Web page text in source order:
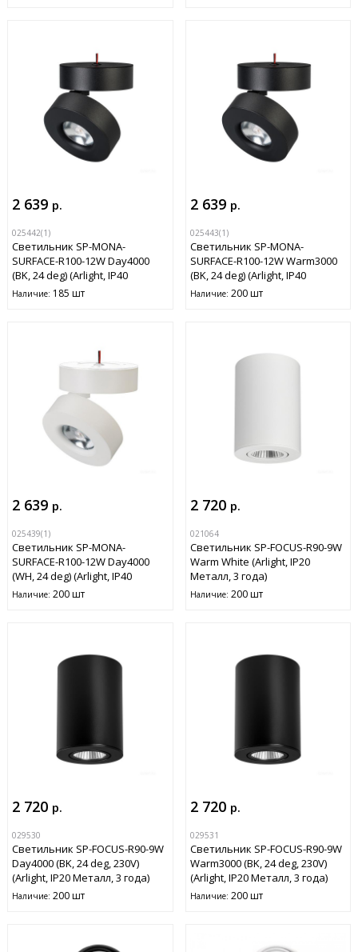
2 639 р.
025442(1)
Светильник SP-MONA-
SURFACE-R100-12W Day4000
(BK, 24 deg) (Arlight, IP40
Металл, 3 года)
Наличие: 185 шт
2 639 р.
025443(1)
Светильник SP-MONA-
SURFACE-R100-12W Warm3000
(BK, 24 deg) (Arlight, IP40
Металл, 3 года)
Наличие: 200 шт
2 639 р.
025439(1)
Светильник SP-MONA-
SURFACE-R100-12W Day4000
(WH, 24 deg) (Arlight, IP40
Металл, 3 года)
Наличие: 200 шт
2 720 р.
021064
Светильник SP-FOCUS-R90-9W
Warm White (Arlight, IP20
Металл, 3 года)
Наличие: 200 шт
2 720 р.
029530
Светильник SP-FOCUS-R90-9W
Day4000 (BK, 24 deg, 230V)
(Arlight, IP20 Металл, 3 года)
Наличие: 200 шт
2 720 р.
029531
Светильник SP-FOCUS-R90-9W
Warm3000 (BK, 24 deg, 230V)
(Arlight, IP20 Металл, 3 года)
Наличие: 200 шт